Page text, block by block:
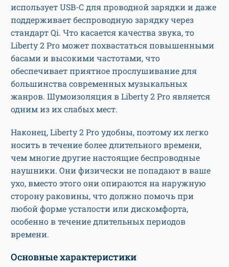
использует USB-C для проводной зарядки и даже
поддерживает беспроводную зарядку через
стандарт Qi. Что касается качества звука, то
Liberty 2 Pro может похвастаться повышенными
басами и высокими частотами, что
обеспечивает приятное прослушивание для
большинства современных музыкальных
жанров. Шумоизоляция в Liberty 2 Pro является
одним из их слабых мест.
Наконец, Liberty 2 Pro удобны, поэтому их легко
носить в течение более длительного времени,
чем многие другие настоящие беспроводные
наушники. Они физически не попадают в ваше
ухо, вместо этого они опираются на наружную
сторону раковины, что должно помочь при
любой форме усталости или дискомфорта,
особенно в течение длительных периодов
времени.
Основные характеристики